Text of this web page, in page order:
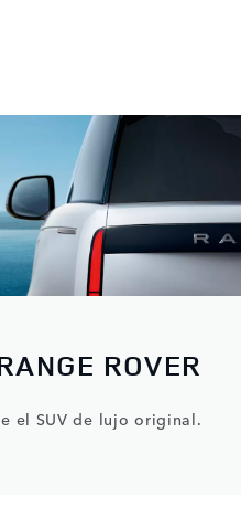
ROVER
el SUV de lujo original.